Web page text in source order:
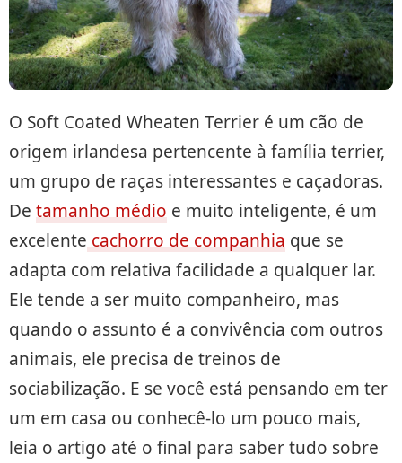
O Soft Coated Wheaten Terrier é um cão de
origem irlandesa pertencente à família terrier,
um grupo de raças interessantes e caçadoras.
De tamanho médio e muito inteligente, é um
excelentecachorro de companhia que se
adapta com relativa facilidade a qualquer lar.
Ele tende a ser muito companheiro, mas
quando o assunto é a convivência com outros
animais, ele precisa de treinos de
sociabilização. E se você está pensando em ter
um em casa ou conhecê-lo um pouco mais,
leia o artigo até o final para saber tudo sobre